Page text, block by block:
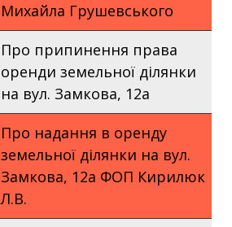
Михайла Грушевського
Про припинення права
оренди земельної ділянки
на вул. Замкова, 12а
Про надання в оренду
земельної ділянки на вул.
Замкова, 12а ФОП Кирилюк
Л.В.